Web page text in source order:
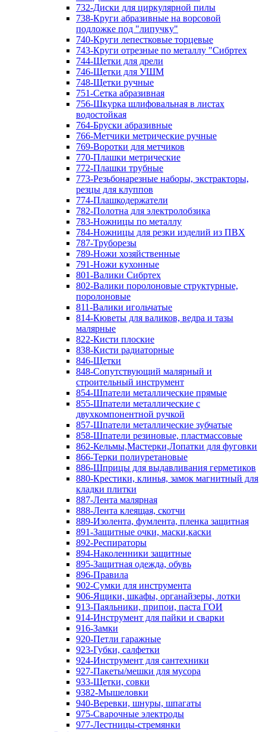
732-Диски для циркулярной пилы
738-Круги абразивные на ворсовой
подложке под "липучку"
740-Круги лепестковые торцевые
743-Круги отрезные по металлу "Сибртех
744-Щетки для дрели
746-Щетки для УШМ
748-Щетки ручные
751-Сетка абразивная
756-Шкурка шлифовальная в листах
водостойкая
764-Бруски абразивные
766-Метчики метрические ручные
769-Воротки для метчиков
770-Плашки метрические
772-Плашки трубные
773-Резьбонарезные наборы, экстракторы,
резцы для клуппов
774-Плашкодержатели
782-Полотна для электролобзика
783-Ножницы по металлу
784-Ножницы для резки изделий из ПВХ
787-Труборезы
789-Ножи хозяйственные
791-Ножи кухонные
801-Валики Сибртех
802-Валики поролоновые структурные,
поролоновые
811-Валики игольчатые
814-Кюветы для валиков, ведра и тазы
малярные
822-Кисти плоские
838-Кисти радиаторные
846-Щетки
848-Сопутствующий малярный и
строительный инструмент
854-Шпатели металлические прямые
855-Шпатели металлические с
двухкомпонентной ручкой
857-Шпатели металлические зубчатые
858-Шпатели резиновые, пластмассовые
862-Кельмы,Мастерки,Лопатки для фуговки
866-Терки полиуретановые
886-Шприцы для выдавливания герметиков
880-Крестики, клинья, замок магнитный для
кладки плитки
887-Лента малярная
888-Лента клеящая, скотчи
889-Изолента, фумлента, пленка защитная
891-Защитные очки, маски,каски
892-Респираторы
894-Наколенники защитные
895-Защитная одежда, обувь
896-Правила
902-Сумки для инструмента
906-Ящики, шкафы, органайзеры, лотки
913-Паяльники, припои, паста ГОИ
914-Инструмент для пайки и сварки
916-Замки
920-Петли гаражные
923-Губки, салфетки
924-Инструмент для сантехники
927-Пакеты/мешки для мусора
933-Щетки, совки
9382-Мышеловки
940-Веревки, шнуры, шпагаты
975-Сварочные электроды
977-Лестницы-стремянки